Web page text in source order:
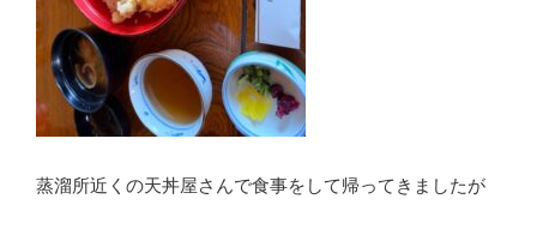
蒸溜所近くの天丼屋さんで食事をして帰ってきましたが